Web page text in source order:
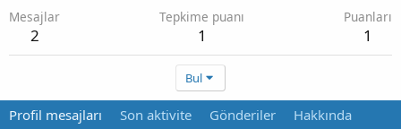
Mesajlar
2
Tepkime puanı
1
Puanları
1
Bul
Profil mesajları Son aktivite Gönderiler Hakkında